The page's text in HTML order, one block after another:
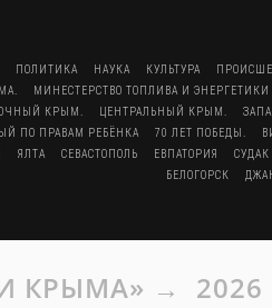
ПОЛИТИКА НАУКА КУЛЬТУРА
МИНЕСТЕРСТВО ТОПЛИВА И
КРЫМ. ЦЕНТРАЛЬНЫЙ КРЫМ.
ПО ПРАВАМ РЕБЁНКА 70 ЛЕТ ПОБЕДЫ.
ЯЛТА СЕВАСТОПОЛЬ ЕВПАТОРИЯ
СУДАК
БЕЛОГОРСК
КРЫМА» → 2026